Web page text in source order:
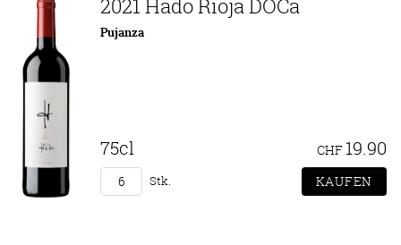
2021 Hado Rioja DOCa
Pujanza
75cl CHF 19.90
Stk.